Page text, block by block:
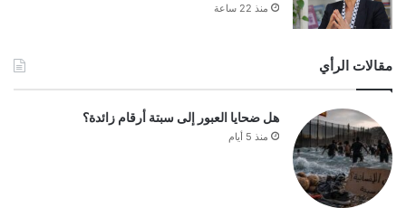
منذ 22 ساعة
مقالات الرأي
هل ضحايا العبور إلى سبتة أرقام زائدة؟
منذ 5 أيام